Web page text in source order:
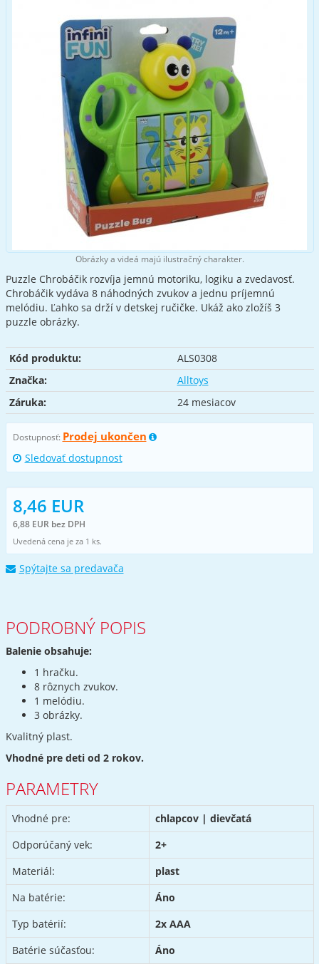
Obrázky a videá majú ilustračný charakter.
Puzzle Chrobáčik rozvíja jemnú motoriku, logiku a zvedavosť.
Chrobáčik vydáva 8 náhodných zvukov a jednu príjemnú
melódiu. Ľahko sa drží v detskej ručičke. Ukáž ako zložíš 3
puzzle obrázky.
Kód produktu:
ALS0308
Značka:
Alltoys
Záruka:
24 mesiacov
Dostupnosť: Prodej ukončen
Sledovať dostupnost
8,46 EUR
6,88 EUR bez DPH
Uvedená cena je za 1 ks.
Spýtajte sa predavača
PODROBNÝ POPIS
Balenie obsahuje:
1 hračku.
8 rôznych zvukov.
1 melódiu.
3 obrázky.
Kvalitný plast.
Vhodné pre deti od 2 rokov.
PARAMETRY
Vhodné pre:
chlapcov | dievčatá
Odporúčaný vek:
2+
Materiál:
plast
Na batérie:
Áno
Typ batérií:
2x AAA
Batérie súčasťou:
Áno